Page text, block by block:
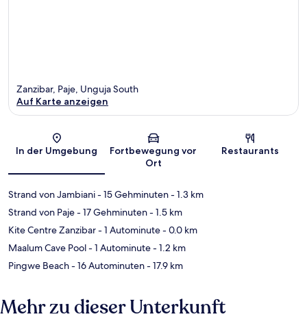
Karte
Zanzibar, Paje, Unguja South
Auf Karte anzeigen
In der Umgebung
Fortbewegung vor
Ort
Restaurants
Strand von Jambiani- 15 Gehminuten- 1.3 km
Strand von Paje- 17 Gehminuten- 1.5 km
Kite Centre Zanzibar- 1 Autominute- 0.0 km
Maalum Cave Pool- 1 Autominute- 1.2 km
Pingwe Beach- 16 Autominuten- 17.9 km
Mehr zu dieser Unterkunft